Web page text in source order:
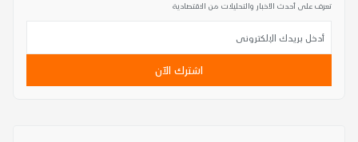
تعرف على أحدث الأخبار والتحليلات من الاقتصادية
اشترك الآن